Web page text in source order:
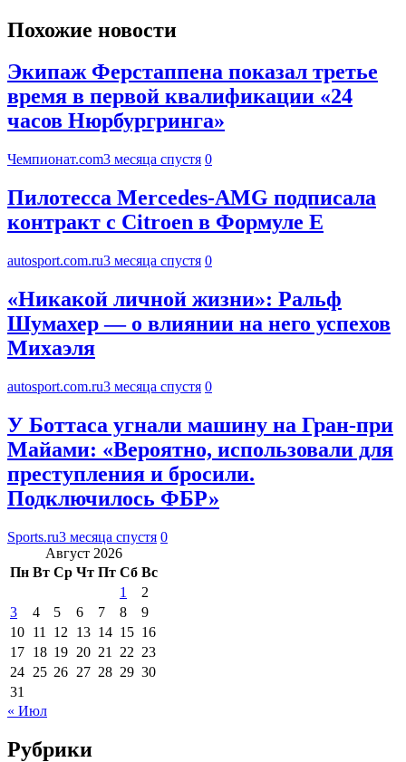
Похожие новости
Экипаж Ферстаппена показал третье
время в первой квалификации «24
часов Нюрбургринга»
Чемпионат.com3 месяца спустя 0
Пилотесса Mercedes-AMG подписала
контракт с Citroen в Формуле Е
autosport.com.ru3 месяца спустя 0
«Никакой личной жизни»: Ральф
Шумахер — о влиянии на него успехов
Михаэля
autosport.com.ru3 месяца спустя 0
У Боттаса угнали машину на Гран-при
Майами: «Вероятно, использовали для
преступления и бросили.
Подключилось ФБР»
Sports.ru3 месяца спустя 0
Август 2026
Пн Вт Ср Чт Пт Сб Вс
1
2
3
4 5 6 7 8
9
10 11 12 13 14 15 16
17 18 19 20 21 22 23
24 25 26 27 28 29 30
31
« Июл
Рубрики